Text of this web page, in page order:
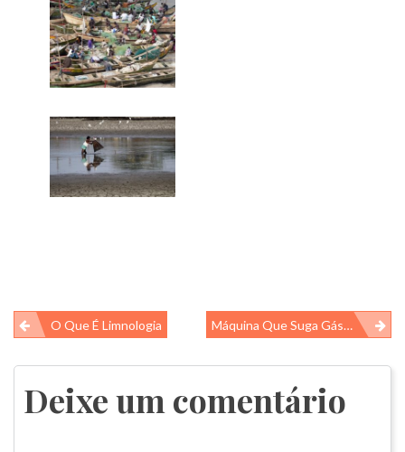
Navegação
de
Post
O Que É Limnologia Máquina Que Suga Gás Carbônico Do Ar
Deixe um comentário